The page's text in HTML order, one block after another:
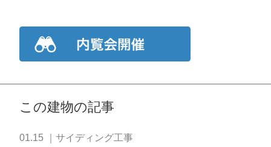
この建物の記事
01.15 ｜サイディング工事